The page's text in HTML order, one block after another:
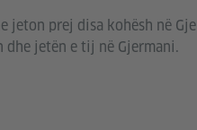
jeton prej disa kohësh në
jetën e tij në Gjermani.